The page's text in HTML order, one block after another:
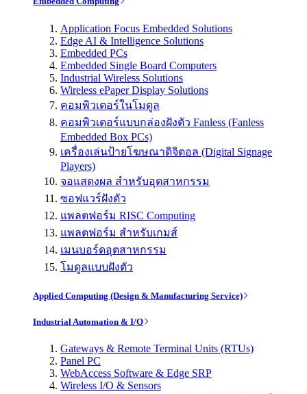
Application Focus Embedded Solutions
Edge AI & Intelligence Solutions
Embedded PCs
Embedded Single Board Computers
Industrial Wireless Solutions
Wireless ePaper Display Solutions
คอมพิวเตอร์ในโมดูล
คอมพิวเตอร์แบบกล่องฝังตัว Fanless (Fanless
Embedded Box PCs)
เครื่องเล่นป้ายโฆษณาดิจิตอล (Digital Signage
Players)
จอแสดงผล สำหรับอุตสาหกรรม
ซอฟแวร์ฝังตัว
แพลตฟอร์ม RISC Computing
แพลตฟอร์ม สำหรับเกมส์
เมนบอร์ดอุตสาหกรรม
โมดูลแบบฝังตัว
Applied Computing (Design & Manufacturing Service)
Industrial Automation & I/O
Gateways & Remote Terminal Units (RTUs)
Panel PC
WebAccess Software & Edge SRP
Wireless I/O & Sensors